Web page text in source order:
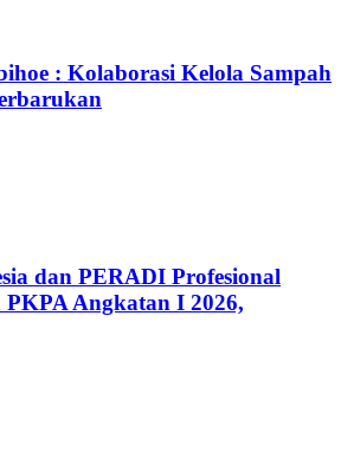
: Kolaborasi Kelola Sampah
dan PERADI Profesional
Angkatan I 2026,